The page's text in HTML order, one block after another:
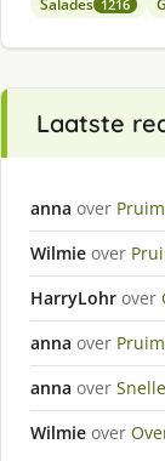
Salades 1216
Laatste
anna over
Wilmie over
HarryLohr over
anna over
anna over
Wilmie over